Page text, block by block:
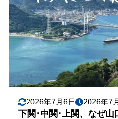
2026年7月6日 2026年7
下関･中関･上関、なぜ